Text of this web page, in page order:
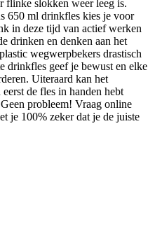
flinke slokken weer leeg is.
650 ml drinkfles kies je voor
in deze tijd van actief werken
drinken en denken aan het
wegwerpbekers drastisch
drinkfles geef je bewust en elke
Uiteraard kan het
de fles in handen hebt
probleem! Vraag online
je 100% zeker dat je de juiste